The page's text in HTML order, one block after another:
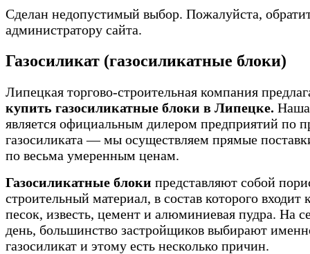
Сделан недопустимый выбор. Пожалуйста,
администратору сайта.
Газосиликат (газосиликатные блоки)
Липецкая торгово-строительная компания
купить газосиликатные блоки в Липецке.
является официальным дилером предприятий по
газосиликата — мы осуществляем прямые
по весьма умеренным ценам.
Газосиликатные блоки представляют собой
строительный материал, в состав которого входит
песок, известь, цемент и алюминиевая пудра. На
день, большинство застройщиков выбирают
газосиликат и этому есть несколько причин.